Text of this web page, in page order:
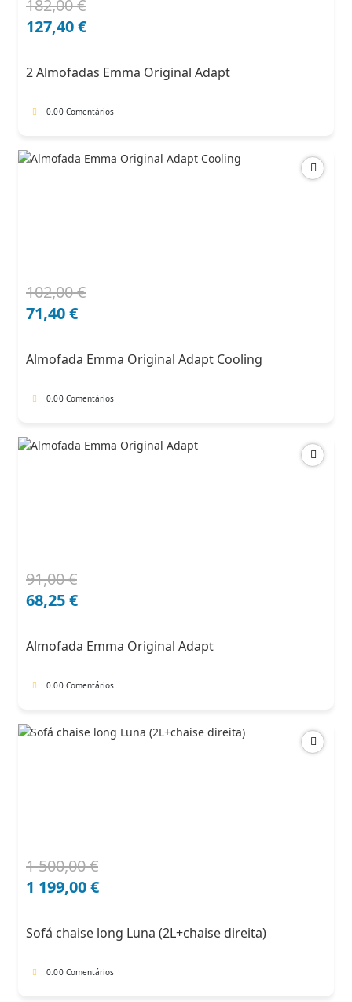
182,00€
O
preço
182,00 €.
127,40€
O
preço
127,40 €.
2 Almofadas Emma Original Adapt
0.00 Comentários
102,00€
O
preço
102,00 €.
71,40€
O
preço
71,40 €.
Almofada Emma Original Adapt Cooling
0.00 Comentários
91,00€
O
preço
91,00 €.
68,25€
O
preço
68,25 €.
Almofada Emma Original Adapt
0.00 Comentários
1 500,00€
O
preço
1
1 199,00€
O
preço
1
Sofá chaise long Luna (2L+chaise direita)
0.00 Comentários